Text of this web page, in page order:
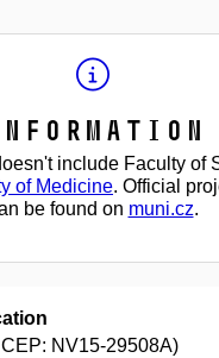
include Faculty of
of Medicine. Official
be found on muni.cz.
NV15-29508A)